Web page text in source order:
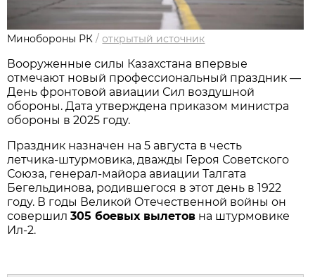
Минобороны РК /открытый источник
Вооруженные силы Казахстана впервые
отмечают новый профессиональный праздник —
День фронтовой авиации Сил воздушной
обороны. Дата утверждена приказом министра
обороны в 2025 году.
Праздник назначен на 5 августа в честь
летчика‑штурмовика, дважды Героя Советского
Союза, генерал‑майора авиации Талгата
Бегельдинова, родившегося в этот день в 1922
году. В годы Великой Отечественной войны он
совершил 305 боевых вылетов на штурмовике
Ил‑2.